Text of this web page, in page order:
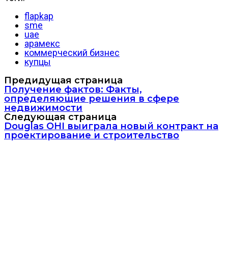
flapkap
sme
uae
арамекс
коммерческий бизнес
купцы
Предидущая страница
Получение фактов: Факты,
определяющие решения в сфере
недвижимости
Следующая страница
Douglas OHI выиграла новый контракт на
проектирование и строительство